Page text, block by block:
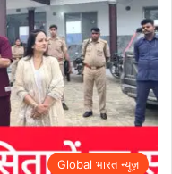
Global भारत न्यूज़